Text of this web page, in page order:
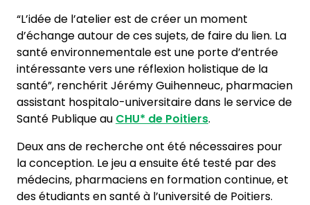
“L’idée de l’atelier est de créer un moment
d’échange autour de ces sujets, de faire du lien. La
santé environnementale est une porte d’entrée
intéressante vers une réflexion holistique de la
santé”, renchérit Jérémy Guihenneuc, pharmacien
assistant hospitalo-universitaire dans le service de
Santé Publique au CHU* de Poitiers.
Deux ans de recherche ont été nécessaires pour
la conception. Le jeu a ensuite été testé par des
médecins, pharmaciens en formation continue, et
des étudiants en santé à l’université de Poitiers.